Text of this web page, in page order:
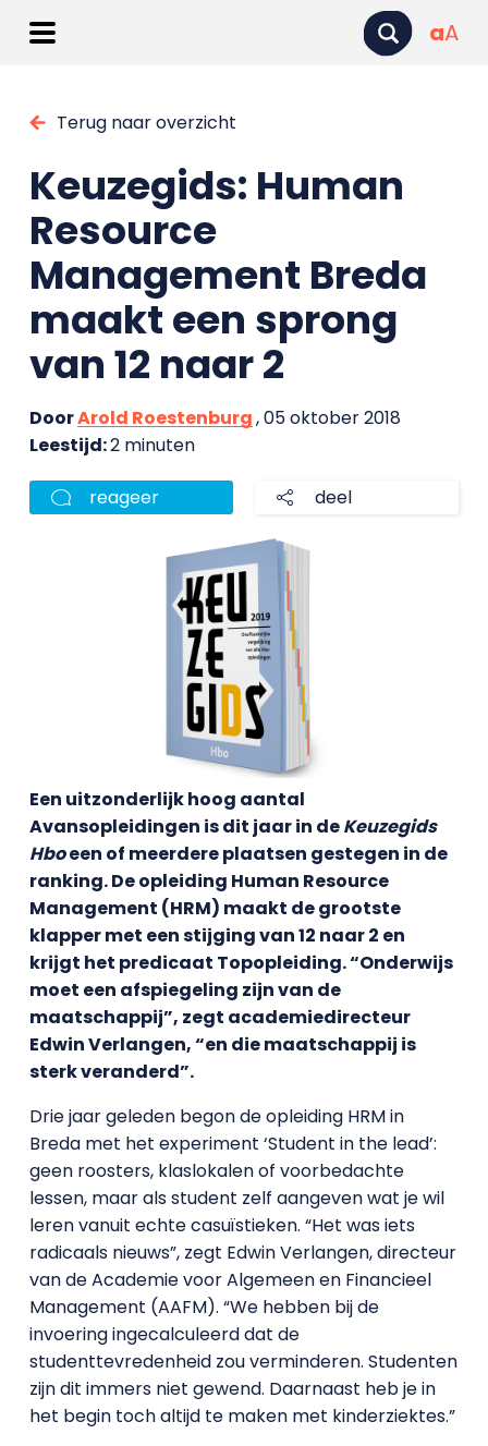
aA
Terug naar overzicht
Keuzegids: Human
Resource
Management Breda
maakt een sprong
van 12 naar 2
DoorArold Roestenburg, 05 oktober 2018
Leestijd:2 minuten
reageer deel
Een uitzonderlijk hoog aantal
Avansopleidingen is dit jaar in deKeuzegids
Hboeen of meerdere plaatsen gestegen in de
ranking. De opleiding Human Resource
Management (HRM) maakt de grootste
klapper met een stijging van 12 naar 2 en
krijgt het predicaat Topopleiding. “Onderwijs
moet een afspiegeling zijn van de
maatschappij”, zegt academiedirecteur
Edwin Verlangen, “en die maatschappij is
sterk veranderd”.
Drie jaar geleden begon de opleiding HRM in
Breda met het experiment ‘Student in the lead’:
geen roosters, klaslokalen of voorbedachte
lessen, maar als student zelf aangeven wat je wil
leren vanuit echte casuïstieken. “Het was iets
radicaals nieuws”, zegt Edwin Verlangen, directeur
van de Academie voor Algemeen en Financieel
Management (AAFM). “We hebben bij de
invoering ingecalculeerd dat de
studenttevredenheid zou verminderen. Studenten
zijn dit immers niet gewend. Daarnaast heb je in
het begin toch altijd te maken met kinderziektes.”